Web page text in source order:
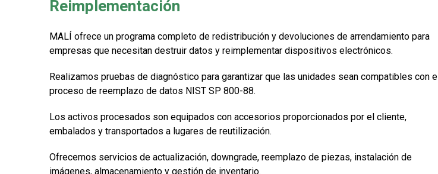
Reimplementación
MALÍ ofrece un programa completo de redistribución y devoluciones de arrendamiento para
empresas que necesitan destruir datos y reimplementar dispositivos electrónicos.
Realizamos pruebas de diagnóstico para garantizar que las unidades sean compatibles con el
proceso de reemplazo de datos NIST SP 800-88.
Los activos procesados son equipados con accesorios proporcionados por el cliente,
embalados y transportados a lugares de reutilización.
Ofrecemos servicios de actualización, downgrade, reemplazo de piezas, instalación de
imágenes, almacenamiento y gestión de inventario.